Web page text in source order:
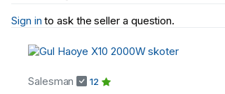
Sign in to ask the seller a question.
Salesman 12